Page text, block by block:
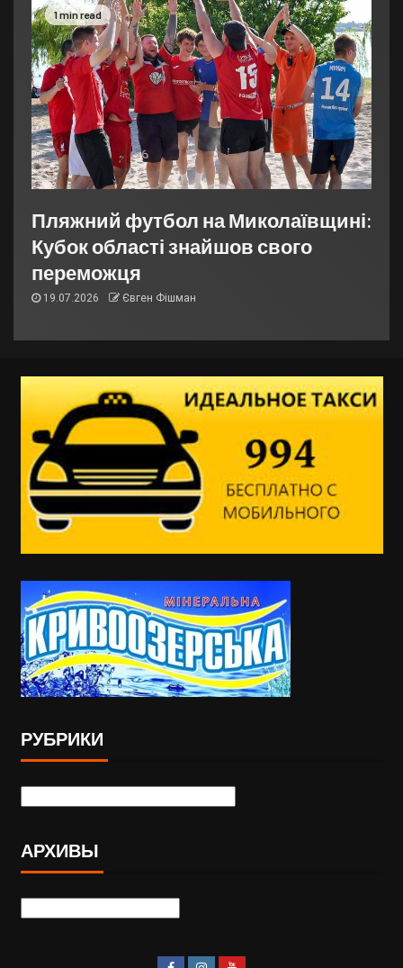
1 min read
Пляжний футбол на Миколаївщині:
Кубок області знайшов свого
переможця
19.07.2026 Євген Фішман
РУБРИКИ
АРХИВЫ